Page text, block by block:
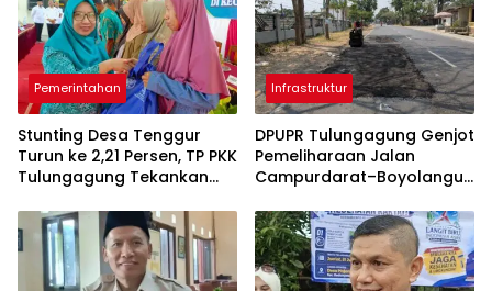
Pemerintahan
Stunting Desa Tenggur
Turun ke 2,21 Persen, TP PKK
Tulungagung Tekankan
Berkelanjutan
Infrastruktur
DPUPR Tulungagung Genjot
Pemeliharaan Jalan
Campurdarat–Boyolangu,
Diperbaiki